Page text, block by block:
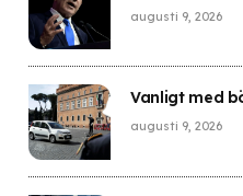
augusti 9, 2026
Vanligt med
augusti 9, 2026